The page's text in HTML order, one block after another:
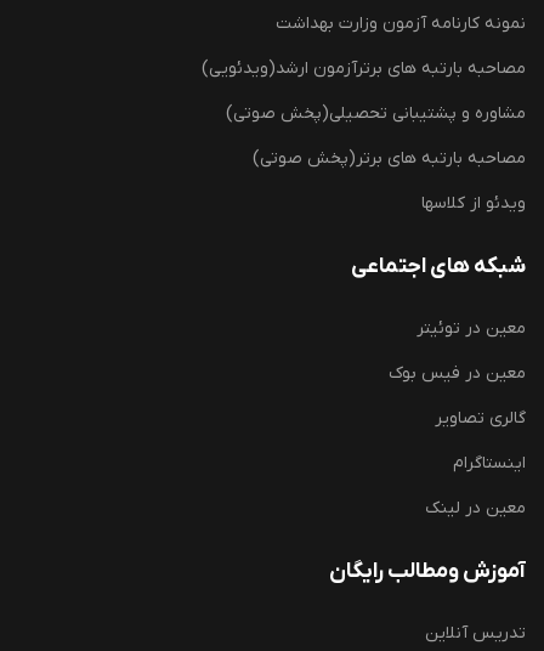
نمونه کارنامه آزمون وزارت بهداشت
مصاحبه بارتبه های برترآزمون ارشد(ویدئویی)
مشاوره و پشتیبانی تحصیلی(پخش صوتی)
مصاحبه بارتبه های برتر(پخش صوتی)
ویدئو از کلاسها
شبکه های اجتماعی
معین در توئیتر
معین در فیس بوک
گالری تصاویر
اینستاگرام
معین در لینک
آموزش ومطالب رایگان
تدریس آنلاین